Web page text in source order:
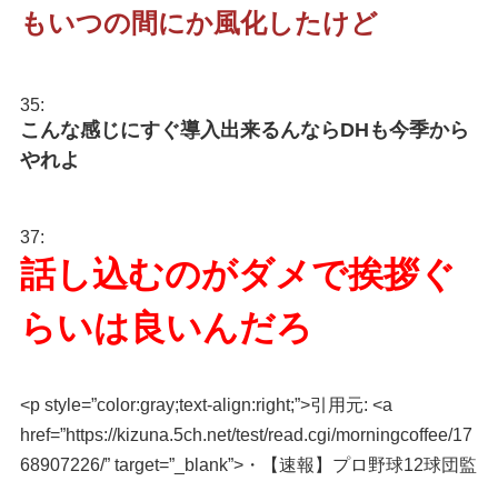
もいつの間にか風化したけど
35:
こんな感じにすぐ導入出来るんならDHも今季から
やれよ
37:
話し込むのがダメで挨拶ぐ
らいは良いんだろ
<p style=”color:gray;text-align:right;”>引用元: <a
href=”https://kizuna.5ch.net/test/read.cgi/morningcoffee/17
68907226/” target=”_blank”>・【速報】プロ野球12球団監